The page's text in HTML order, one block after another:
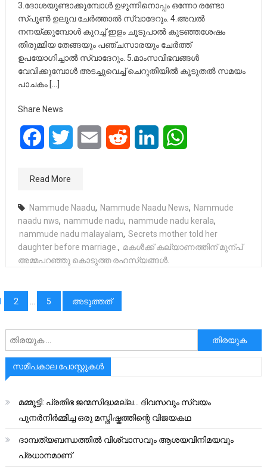
3.ദോശയുണ്ടാക്കുമ്പോള്‍ ഉഴുന്നിനൊപ്പം ഒന്നോ രണ്ടോ
സ്പൂണ്‍ ഉലുവ ചേര്‍ത്താല്‍ സ്വാദേറും. 4.അവല്‍
നനയ്ക്കുമ്പോള്‍ കുറച്ച് ഇളം ചൂടുപാല്‍ കുടഞ്ഞശേഷം
തിരുമ്മിയ തേങ്ങയും പഞ്ചസാരയും ചേര്‍ത്ത്
ഉപയോഗിച്ചാല്‍ സ്വാദേറും. 5.മാംസവിഭവങ്ങള്‍
വേവിക്കുമ്പോള്‍ അടച്ചുവെച്ച് ചെറുതീയില്‍ കൂടുതല്‍ സമയം
പാചകം […]
Share News
FacebookTwitter Email Reddit LinkedIn
Read More
Nammude Naadu, Nammude Naadu News, Nammude
naadu nws, nammude nadu, nammude nadu kerala,
nammude nadu malayalam, Secrets mother told her
daughter before marriage., മകള്‍ക്ക് കല്യാണത്തിന് മുന്പ്
അമ്മപറഞ്ഞു കൊടുത്ത രഹസ്യങ്ങള്‍.
2 5 അടുത്തത്
അനേഷിക്കുക
സമീപകാല പോസ്റ്റുകൾ
മമ്മൂട്ടി: പ്രതിഭ ജന്മസിദ്ധമല്ല… ദിവസവും സ്വയം
പുനർനിർമ്മിച്ച ഒരു മസ്തിഷ്കത്തിന്റെ വിജയകഥ
ദാമ്പത്യബന്ധത്തിൽ വിശ്വാസവും ആശയവിനിമയവും
പ്രധാനമാണ്.